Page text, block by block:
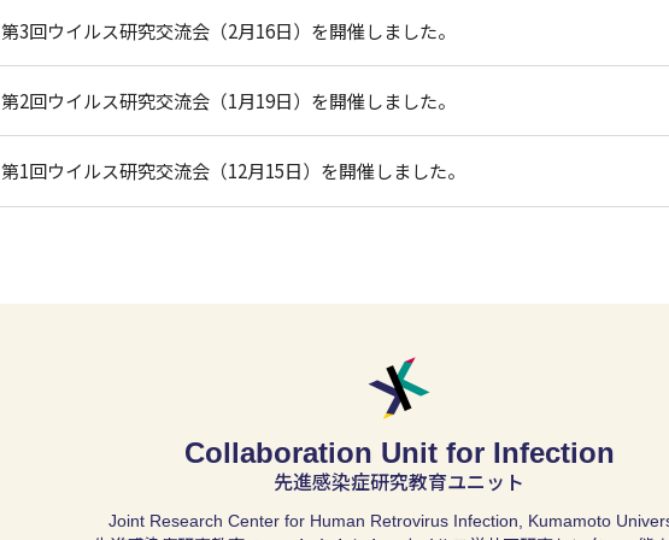
第3回ウイルス研究交流会（2月16日）を開催しました。
第2回ウイルス研究交流会（1月19日）を開催しました。
第1回ウイルス研究交流会（12月15日）を開催しました。
Collaboration Unit for Infection
先進感染症研究教育ユニット
Joint Research Center for Human Retrovirus Infection, Kumamoto